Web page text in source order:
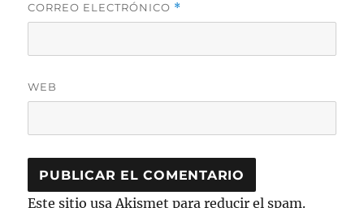
CORREO ELECTRÓNICO *
WEB
Este sitio usa Akismet para reducir el spam.